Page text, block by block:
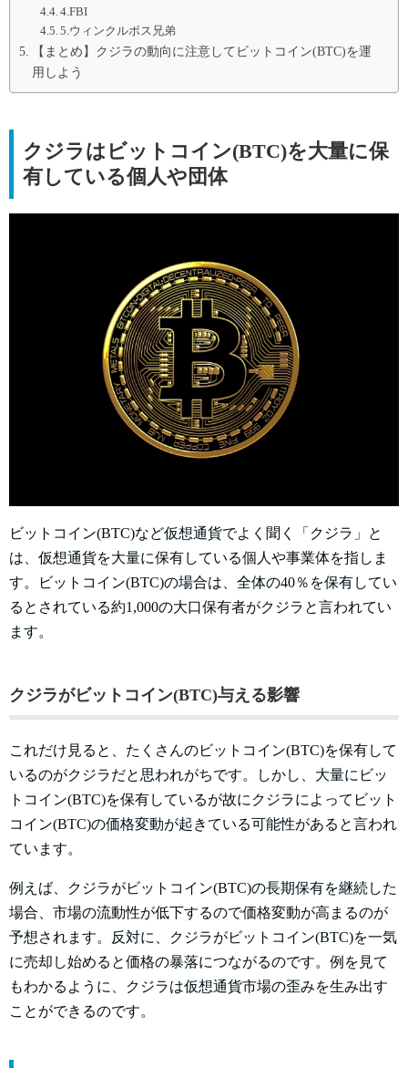
4.FBI
5.ウィンクルボス兄弟
【まとめ】クジラの動向に注意してビットコイン(BTC)を運
用しよう
クジラはビットコイン(BTC)を大量に保
有している個人や団体
ビットコイン(BTC)など仮想通貨でよく聞く「クジラ」と
は、仮想通貨を大量に保有している個人や事業体を指しま
す。ビットコイン(BTC)の場合は、全体の40％を保有してい
るとされている約1,000の大口保有者がクジラと言われてい
ます。
クジラがビットコイン(BTC)与える影響
これだけ見ると、たくさんのビットコイン(BTC)を保有して
いるのがクジラだと思われがちです。しかし、大量にビッ
トコイン(BTC)を保有しているが故にクジラによってビット
コイン(BTC)の価格変動が起きている可能性があると言われ
ています。
例えば、クジラがビットコイン(BTC)の長期保有を継続した
場合、市場の流動性が低下するので価格変動が高まるのが
予想されます。反対に、クジラがビットコイン(BTC)を一気
に売却し始めると価格の暴落につながるのです。例を見て
もわかるように、クジラは仮想通貨市場の歪みを生み出す
ことができるのです。